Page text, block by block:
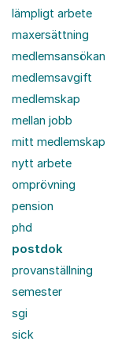
lämpligt arbete
maxersättning
medlemsansökan
medlemsavgift
medlemskap
mellan jobb
mitt medlemskap
nytt arbete
omprövning
pension
phd
postdok
provanställning
semester
sgi
sick